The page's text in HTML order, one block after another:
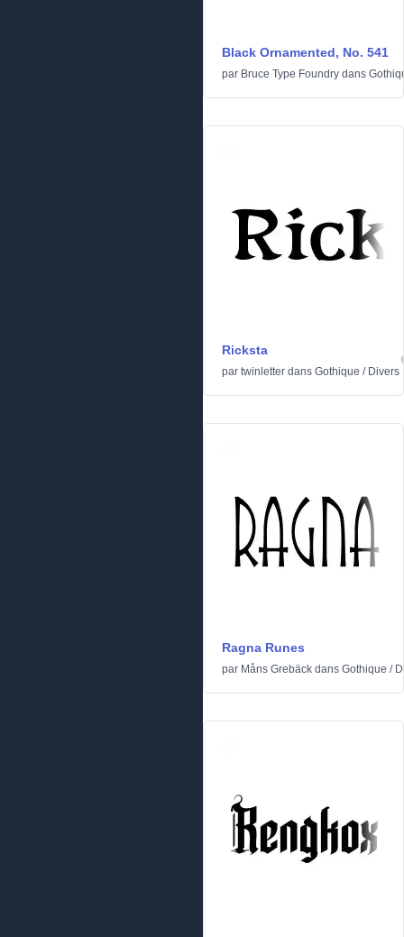
Black Ornamented, No. 541
par Bruce Type Foundry dans
Ricksta
par twinletter dans Gothique / Divers
Ragna Runes
par Måns Grebäck dans Gothique /